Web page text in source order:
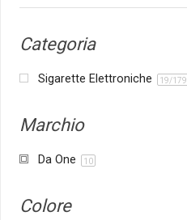
Categoria
Sigarette Elettroniche 19/
Marchio
Da One 10
Colore